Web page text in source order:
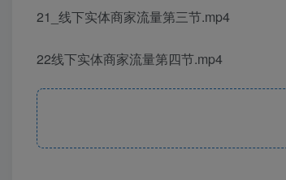
21_线下实体商家流量第三节.mp4
22线下实体商家流量第四节.mp4